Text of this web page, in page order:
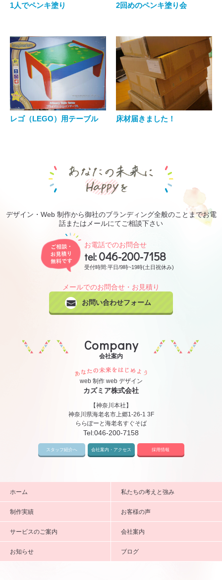
1人でペンキ塗り 2回めのペンキ塗り会
レゴ（LEGO）用テーブル 床材届きました！
デザイン・Web 制作から御社のブランディング全般のことまでお電
話またはメールにてご相談下さい
お電話でのお問合せ
tel:046-200-7158
受付時間:平日/9時~19時(土日祝休み)
メールでのお問合せ・お見積り
お問い合わせフォーム
Company
会社案内
web 制作 web デザイン
カズミア株式会社
【神奈川本社】
神奈川県海老名市上郷1-26-1 3F
ららぽーと海老名すぐそば
Tel:046-200-7158
スタッフ紹介へ 会社案内・アクセス 採用情報
ホーム 私たちの考えと強み
制作実績 お客様の声
サービスのご案内 会社案内
お知らせ ブログ